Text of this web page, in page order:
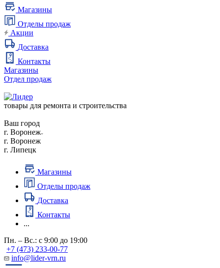
Магазины
Отделы продаж
Акции
Доставка
Контакты
Магазины
Отдел продаж
товары для ремонта и строительства
Ваш город
г. Воронеж
г. Воронеж
г. Липецк
Магазины
Отделы продаж
Доставка
Контакты
...
Пн. – Вс.: с 9:00 до 19:00
+7 (473) 233-00-77
info@lider-vrn.ru